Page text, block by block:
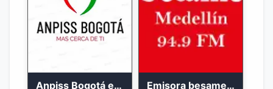
Anpiss Bogotá emisora 2023 Emisora besame medellín 2023